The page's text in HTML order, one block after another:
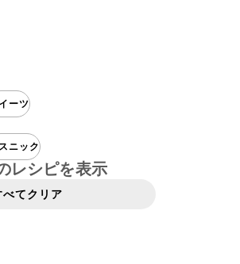
ーツ
ニック
レシピを表示
べてクリア